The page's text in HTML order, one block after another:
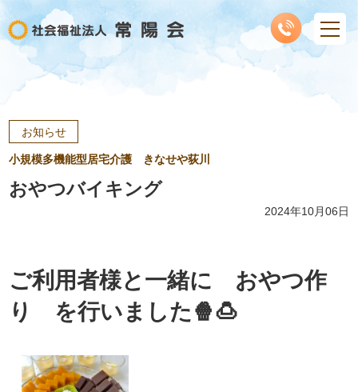
お知らせ
小規模多機能型居宅介護 きなせや荻川
おやつバイキング
2024年10月06日
ご利用者様と一緒に おやつ作
り を行いました🍿🍮